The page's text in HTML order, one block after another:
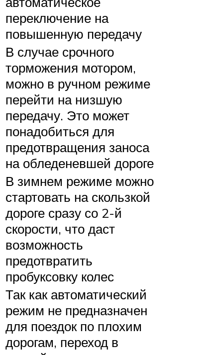
переключение на
повышенную передачу
В случае срочного
торможения мотором,
можно в ручном режиме
перейти на низшую
передачу. Это может
понадобиться для
предотвращения заноса
на обледеневшей дороге
В зимнем режиме можно
стартовать на скользкой
дороге сразу со 2-й
скорости, что даст
возможность
предотвратить
пробуксовку колес
Так как автоматический
режим не предназначен
для поездок по плохим
дорогам, переход в